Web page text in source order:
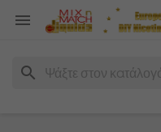

search